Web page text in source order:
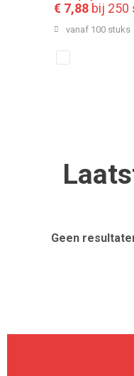
€ 7,88 bij 250
vanaf 100 stuks
Geen